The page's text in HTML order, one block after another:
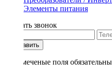
Элементы питания
Заказать звонок
Отправить
* - отмеченые поля